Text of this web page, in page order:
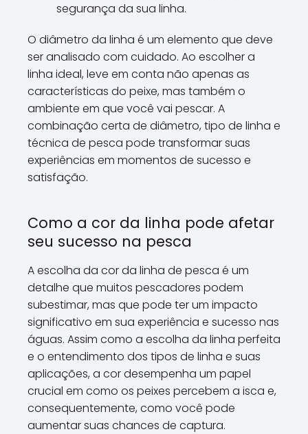
segurança da sua linha.
O diâmetro da linha é um elemento que deve
ser analisado com cuidado. Ao escolher a
linha ideal, leve em conta não apenas as
características do peixe, mas também o
ambiente em que você vai pescar. A
combinação certa de diâmetro, tipo de linha e
técnica de pesca pode transformar suas
experiências em momentos de sucesso e
satisfação.
Como a cor da linha pode afetar
seu sucesso na pesca
A escolha da cor da linha de pesca é um
detalhe que muitos pescadores podem
subestimar, mas que pode ter um impacto
significativo em sua experiência e sucesso nas
águas. Assim como a escolha da linha perfeita
e o entendimento dos tipos de linha e suas
aplicações, a cor desempenha um papel
crucial em como os peixes percebem a isca e,
consequentemente, como você pode
aumentar suas chances de captura.